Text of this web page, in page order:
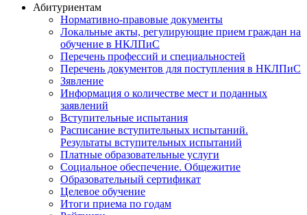
Абитуриентам
Нормативно-правовые документы
Локальные акты, регулирующие прием граждан на
обучение в НКЛПиС
Перечень профессий и специальностей
Перечень документов для поступления в НКЛПиС
Зявление
Информация о количестве мест и поданных
заявлений
Вступительные испытания
Расписание вступительных испытаний.
Результаты вступительных испытаний
Платные образовательные услуги
Социальное обеспечение. Общежитие
Образовательный сертификат
Целевое обучение
Итоги приема по годам